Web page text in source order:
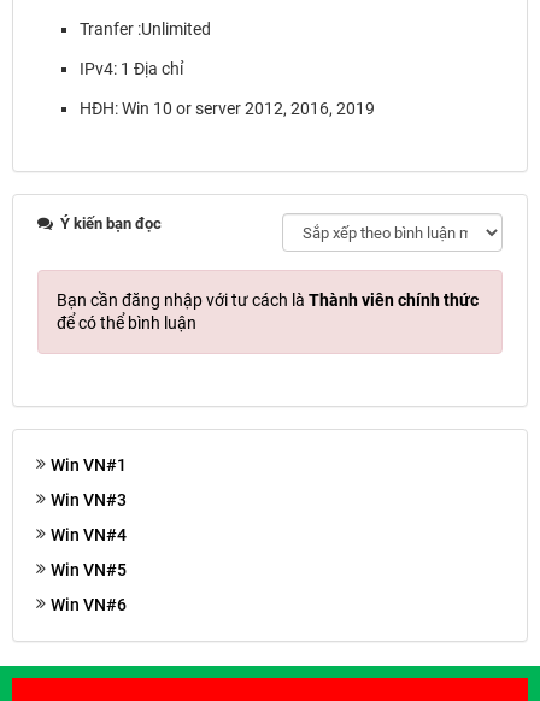
Tranfer :Unlimited
IPv4: 1 Địa chỉ
HĐH: Win 10 or server 2012, 2016, 2019
Ý kiến bạn đọc
Bạn cần đăng nhập với tư cách là Thành viên chính thức
để có thể bình luận
Win VN#1
Win VN#3
Win VN#4
Win VN#5
Win VN#6